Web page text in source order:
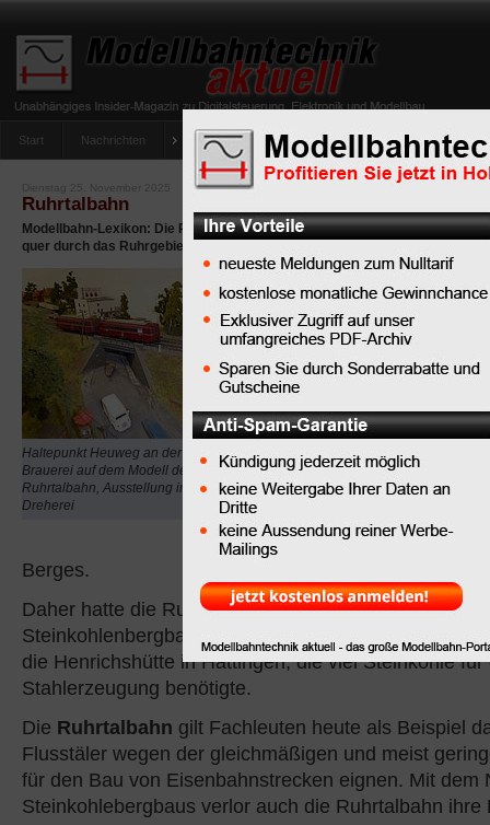
Start Nachrichten Tipps Newsletter Archiv Magazin
umfrage-viessmann-multiprotokoll-lichtdecoder
Dienstag 25. November 2025
Ruhrtalbahn
Modellbahn-Lexikon: Die Ruhrtalbahn ist eine historische
quer durch das Ruhrgebiet bis Hagen
Haltepunkt Heuweg an der Ibing-
Brauerei auf dem Modell der Unteren
Ruhrtalbahn, Ausstellung in der Alten
Dreherei
Das Vorbild
Ruhrtalbahn
war eine
historische
Eisenbahnstrecke, die
von der Bergisch-
Gesellschaft gebaut
führte von Düsseldorf
aber insbesondere der
Umgehung des
Berges.
Daher hatte die Ruhrtalbahn ihre Blütezeit während
Steinkohlenbergbaus an der Ruhr und versorgte
die Henrichshütte in Hattingen, die viel Steinkohle für
Stahlerzeugung benötigte.
Die Ruhrtalbahn gilt Fachleuten heute als Beispiel
Flusstäler wegen der gleichmäßigen und meist
für den Bau von Eisenbahnstrecken eignen. Mit dem
Steinkohlebergbaus verlor auch die Ruhrtalbahn ihre